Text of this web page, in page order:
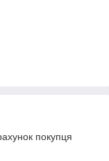
покупця